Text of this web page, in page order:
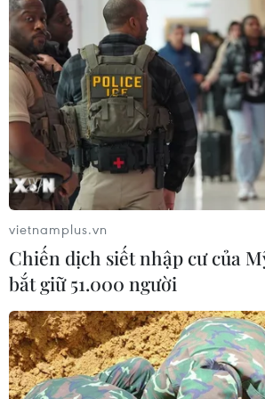
TP Hồ Chí Minh đồng hành để trẻ
mắc bệnh hiểm nghèo không lỡ cơ
hội học tập và điều trị
30/07/2026 13:53
Xem thêm
CƠ QUAN CHỦ QUẢN: THÔNG TẤN XÃ VIỆT NAM
Tổng Biên tập: TRẦN TIẾN DUẨN
vietnamplus.vn
Chiến dịch siết nhập cư của
bắt giữ 51.000 người